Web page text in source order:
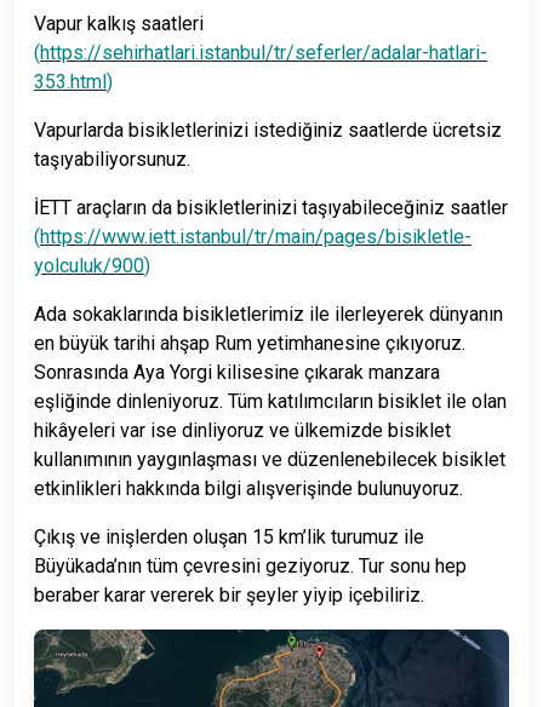
Vapur kalkış saatleri
(https://sehirhatlari.istanbul/tr/seferler/adalar-hatlari-
353.html )
Vapurlarda bisikletlerinizi istediğiniz saatlerde ücretsiz
taşıyabiliyorsunuz.
İETT araçların da bisikletlerinizi taşıyabileceğiniz saatler
(https://www.iett.istanbul/tr/main/pages/bisikletle-
yolculuk/900)
Ada sokaklarında bisikletlerimiz ile ilerleyerek dünyanın
en büyük tarihi ahşap Rum yetimhanesine çıkıyoruz.
Sonrasında Aya Yorgi kilisesine çıkarak manzara
eşliğinde dinleniyoruz. Tüm katılımcıların bisiklet ile olan
hikâyeleri var ise dinliyoruz ve ülkemizde bisiklet
kullanımının yaygınlaşması ve düzenlenebilecek bisiklet
etkinlikleri hakkında bilgi alışverişinde bulunuyoruz.
Çıkış ve inişlerden oluşan 15 km’lik turumuz ile
Büyükada’nın tüm çevresini geziyoruz. Tur sonu hep
beraber karar vererek bir şeyler yiyip içebiliriz.